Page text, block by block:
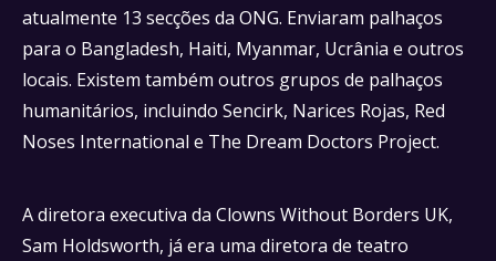
atualmente 13 secções da ONG. Enviaram palhaços
para o Bangladesh, Haiti, Myanmar, Ucrânia e outros
locais. Existem também outros grupos de palhaços
humanitários, incluindo Sencirk, Narices Rojas, Red
Noses International e The Dream Doctors Project.
A diretora executiva da Clowns Without Borders UK,
Sam Holdsworth, já era uma diretora de teatro